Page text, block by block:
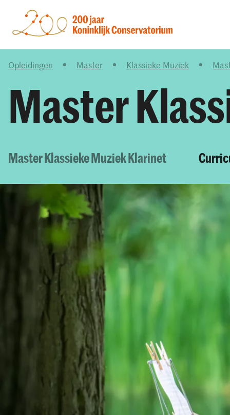
Opleidingen Master Klassieke Muziek
Master
Master Klassieke Muziek Klarinet